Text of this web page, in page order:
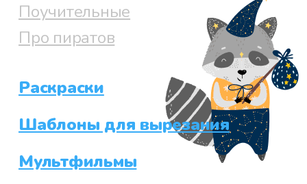
Поучительные
Про пиратов
Раскраски
Шаблоны для вырезания
Мультфильмы